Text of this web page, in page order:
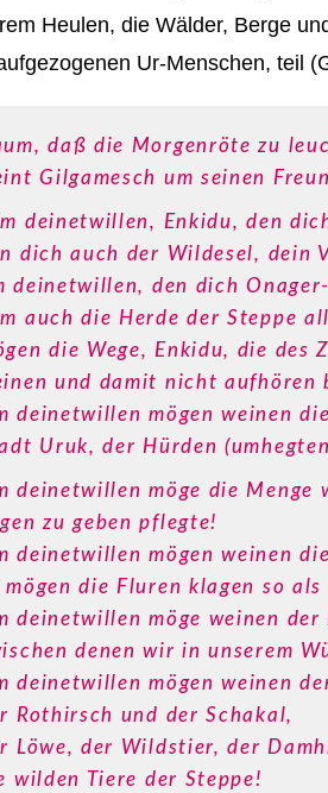
Heulen, die Wälder, Berge
Ur-Menschen, teil
daß die Morgenröte zu
Gilgamesch um seinen
deinetwillen, Enkidu, den
dich auch der Wildesel, dein
deinetwillen, den dich
auch die Herde der Steppe
die Wege, Enkidu, die des
und damit nicht aufhören
deinetwillen mögen weinen
Uruk, der Hürden
deinetwillen möge die Menge
zu geben pflegte!
deinetwillen mögen weinen
mögen die Fluren klagen so
deinetwillen möge weinen der
denen wir in unserem
deinetwillen mögen weinen
Rothirsch und der Schakal,
Löwe, der Wildstier, der
wilden Tiere der Steppe!